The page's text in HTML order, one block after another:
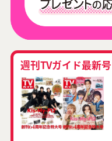
週刊TVガイド最新号